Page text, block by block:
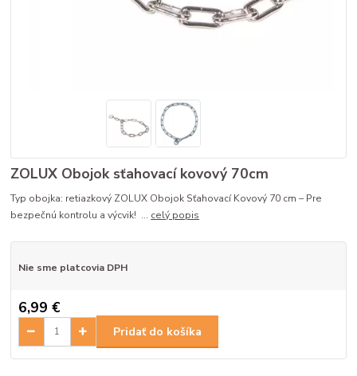
ZOLUX Obojok sťahovací kovový 70cm
Typ obojka: retiazkový ZOLUX Obojok Sťahovací Kovový 70 cm – Pre
bezpečnú kontrolu a výcvik! ... celý popis
Nie sme platcovia DPH
6,99 €
Pridať do košíka